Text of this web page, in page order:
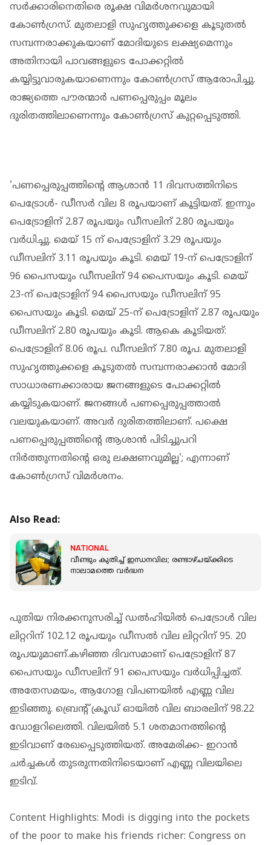
സര്‍ക്കാരിനെതിരെ രൂക്ഷ വിമര്‍ശനവുമായി
കോണ്‍ഗ്രസ്. മുതലാളി സുഹൃത്തുക്കളെ കൂടുതല്‍
സമ്പന്നരാക്കുകയാണ് മോദിയുടെ ലക്ഷ്യമെന്നും
അതിനായി പാവങ്ങളുടെ പോക്കറ്റില്‍
കയ്യിട്ടുവാരുകയാണെന്നും കോണ്‍ഗ്രസ് ആരോപിച്ചു.
രാജ്യത്തെ പൗരന്മാര്‍ പണപ്പെരുപ്പം മൂലം
ദുരിതത്തിലാണെന്നും കോണ്‍ഗ്രസ് കുറ്റപ്പെടുത്തി.
'പണപ്പെരുപ്പത്തിൻ്റെ ആശാൻ 11 ദിവസത്തിനിടെ
പെട്രോള്‍- ഡീസര്‍ വില 8 രൂപയാണ് കൂട്ടിയത്. ഇന്നും
പെട്രോളിന് 2.87 രൂപയും ഡീസലിന് 2.80 രൂപയും
വര്‍ധിച്ചു. മെയ് 15 ന് പെട്രോളിന് 3.29 രൂപയും
ഡീസലിന് 3.11 രൂപയും കൂടി. മെയ് 19-ന് പെട്രോളിന്
96 പൈസയും ഡീസലിന് 94 പൈസയും കൂടി. മെയ്
23-ന് പെട്രോളിന് 94 പൈസയും ഡീസലിന് 95
പൈസയും കൂടി. മെയ് 25-ന് പെട്രോളിന് 2.87 രൂപയും
ഡീസലിന് 2.80 രൂപയും കൂടി. ആകെ കൂടിയത്:
പെട്രോളിന് 8.06 രൂപ. ഡീസലിന് 7.80 രൂപ. മുതലാളി
സുഹൃത്തുക്കളെ കൂടുതല്‍ സമ്പന്നരാക്കാന്‍ മോദി
സാധാരണക്കാരായ ജനങ്ങളുടെ പോക്കറ്റില്‍
കയ്യിടുകയാണ്. ജനങ്ങള്‍ പണപ്പെരുപ്പത്താല്‍
വലയുകയാണ്. അവര്‍ ദുരിതത്തിലാണ്. പക്ഷെ
പണപ്പെരുപ്പത്തിന്റെ ആശാൻ പിടിച്ചുപറി
നിര്‍ത്തുന്നതിന്റെ ഒരു ലക്ഷണവുമില്ല'; എന്നാണ്
കോണ്‍ഗ്രസ് വിമര്‍ശനം.
Also Read:
NATIONAL
വീണ്ടും കുതിച്ച് ഇന്ധനവില; രണ്ടാഴ്ചയ്ക്കിടെ
നാലാമത്തെ വർദ്ധന
പുതിയ നിരക്കനുസരിച്ച് ഡൽഹിയിൽ പെട്രോൾ വില
ലിറ്ററിന് 102.12 രൂപയും ഡീസൽ വില ലിറ്ററിന് 95. 20
രൂപയുമാണ്.കഴിഞ്ഞ ദിവസമാണ് പെട്രോളിന് 87
പൈസയും ഡീസലിന് 91 പൈസയും വര്‍ധിപ്പിച്ചത്.
അതേസമയം, ആഗോള വിപണയില്‍ എണ്ണ വില
ഇടിഞ്ഞു. ബ്രെന്റ് ക്രൂഡ് ഓയിൽ വില ബാരലിന് 98.22
ഡോളറിലെത്തി. വിലയിൽ 5.1 ശതമാനത്തിൻ്റെ
ഇടിവാണ് രേഖപ്പെടുത്തിയത്. അമേരിക്ക- ഇറാന്‍
ചർച്ചകള്‍ തുടരുന്നതിനിടെയാണ് എണ്ണ വിലയിലെ
ഇടിവ്.
Content Highlights: Modi is digging into the pockets
of the poor to make his friends richer: Congress on